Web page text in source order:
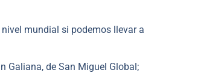
mundial si podemos llevar a
Galiana, de San Miguel Global;